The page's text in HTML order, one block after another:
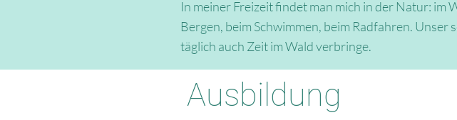
In meiner Freizeit findet man mich in der Natur: im
Bergen, beim Schwimmen, beim Radfahren.
täglich auch Zeit im Wald verbringe.
Ausbildung